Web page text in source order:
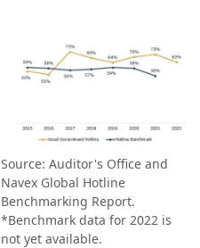
Source: Auditor's Office and
Navex Global Hotline
Benchmarking Report.
*Benchmark data for 2022 is
not yet available.